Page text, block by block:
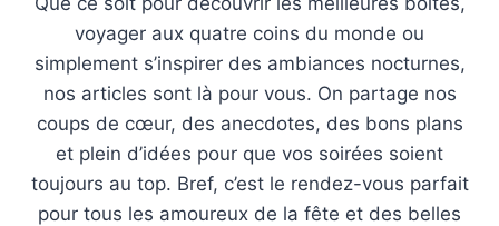
voyager aux quatre coins du monde ou
simplement s’inspirer des ambiances nocturnes,
nos articles sont là pour vous. On partage nos
coups de cœur, des anecdotes, des bons plans
et plein d’idées pour que vos soirées soient
toujours au top. Bref, c’est le rendez-vous parfait
pour tous les amoureux de la fête et des belles